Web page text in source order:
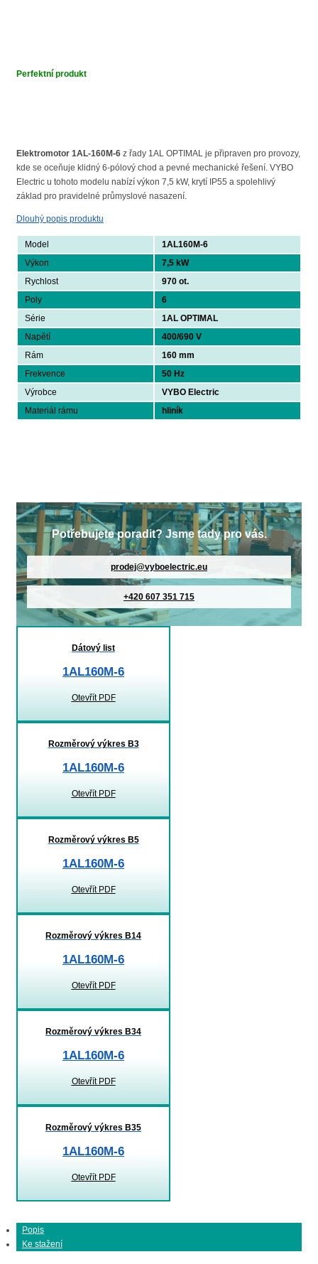
Perfektní produkt
Elektromotor 1AL-160M-6 z řady 1AL OPTIMAL je připraven pro provozy,
kde se oceňuje klidný 6-pólový chod a pevné mechanické řešení. VYBO
Electric u tohoto modelu nabízí výkon 7,5 kW, krytí IP55 a spolehlivý
základ pro pravidelné průmyslové nasazení.
Dlouhý popis produktu
Model
1AL160M-6
Výkon
7,5 kW
Rychlost
970 ot.
Poly
6
Série
1AL OPTIMAL
Napětí
400/690 V
Rám
160 mm
Frekvence
50 Hz
Výrobce
VYBO Electric
Materiál rámu
hliník
Potřebujete poradit? Jsme tady pro vás.
prodej@vyboelectric.eu
+420 607 351 715
Dátový list
1AL160M-6
Otevřít PDF
Rozměrový výkres B3
1AL160M-6
Otevřít PDF
Rozměrový výkres B5
1AL160M-6
Otevřít PDF
Rozměrový výkres B14
1AL160M-6
Otevřít PDF
Rozměrový výkres B34
1AL160M-6
Otevřít PDF
Rozměrový výkres B35
1AL160M-6
Otevřít PDF
Popis
Ke stažení